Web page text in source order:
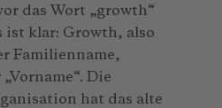
das Wort „growth“
ist klar: Growth, also
Familienname,
Die
hat das alte